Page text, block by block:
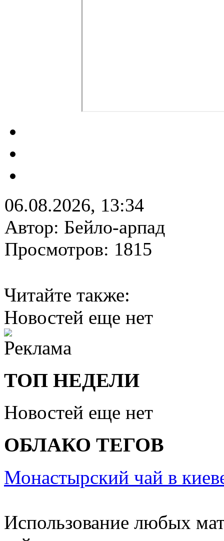
06.08.2026, 13:34
Автор: Бейло-арпад
Просмотров: 1815
Читайте также:
Новостей еще нет
ТОП НЕДЕЛИ
Новостей еще нет
ОБЛАКО ТЕГОВ
Монастырский чай в
Использование любых